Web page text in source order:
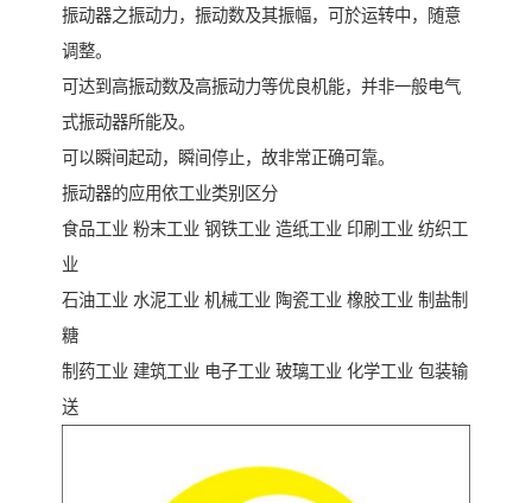
振动器之振动力，振动数及其振幅，可於运转中，随意
调整。
可达到高振动数及高振动力等优良机能，并非一般电气
式振动器所能及。
可以瞬间起动，瞬间停止，故非常正确可靠。
振动器的应用依工业类别区分
食品工业 粉末工业 钢铁工业 造纸工业 印刷工业 纺织工
业
石油工业 水泥工业 机械工业 陶瓷工业 橡胶工业 制盐制
糖
制药工业 建筑工业 电子工业 玻璃工业 化学工业 包装输
送